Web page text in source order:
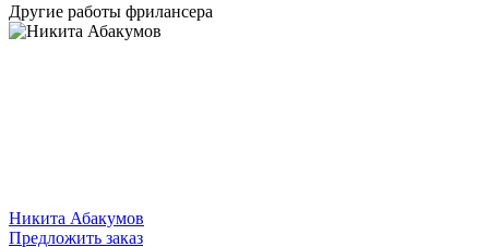
Другие работы фрилансера
Никита Абакумов
Предложить заказ